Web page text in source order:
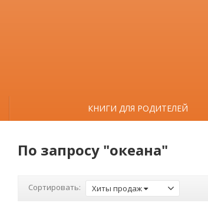
КНИГИ ДЛЯ РОДИТЕЛЕЙ
По запросу "океана"
Сортировать: Хиты продаж